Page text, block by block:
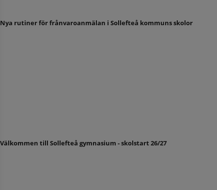
Nya rutiner för frånvaroanmälan i Sollefteå kommuns skolor
Välkommen till Sollefteå gymnasium - skolstart 26/27